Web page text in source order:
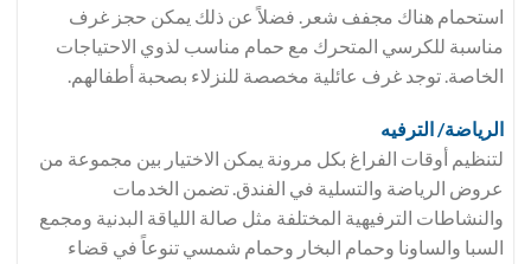
استحمام هناك مجفف شعر. فضلاً عن ذلك يمكن حجز غرف
مناسبة للكرسي المتحرك مع حمام مناسب لذوي الاحتياجات
الخاصة. توجد غرف عائلية مخصصة للنزلاء بصحبة أطفالهم.
الرياضة/ الترفيه
لتنظيم أوقات الفراغ بكل مرونة يمكن الاختيار بين مجموعة من
عروض الرياضة والتسلية في الفندق. تضمن الخدمات
والنشاطات الترفيهية المختلفة مثل صالة اللياقة البدنية ومجمع
السبا والساونا وحمام البخار وحمام شمسي تنوعاً في قضاء